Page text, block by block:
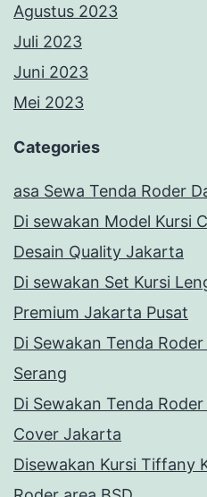
Agustus 2023
Juli 2023
Juni 2023
Mei 2023
Categories
asa Sewa Tenda Roder
Di sewakan Model Kursi
Desain Quality Jakarta
Di sewakan Set Kursi
Premium Jakarta Pusat
Di Sewakan Tenda
Serang
Di Sewakan Tenda
Cover Jakarta
Disewakan Kursi Tiffany